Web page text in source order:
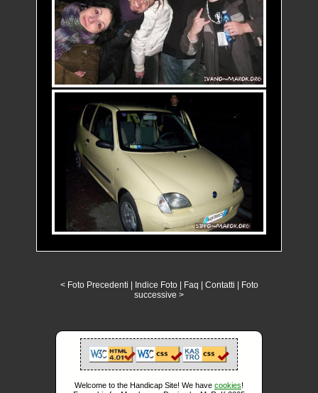
< Foto Precedenti Indice Foto| Faq Contatti
Foto
successive >
Welcome to the Handicap Site! We have cookies!